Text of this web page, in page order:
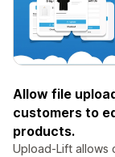
Allow file
customers to
products.
Upload-Lift allows